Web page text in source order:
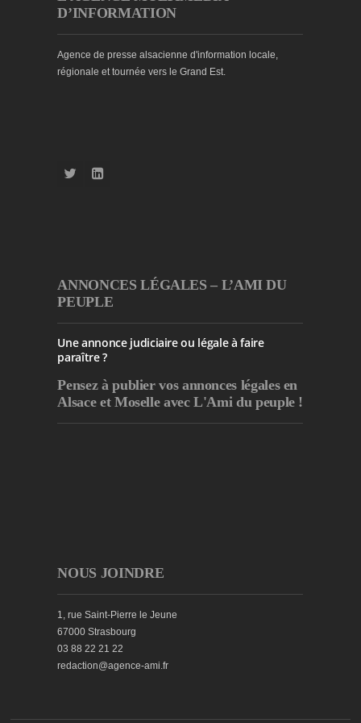
D’INFORMATION
Agence de presse alsacienne d'information locale,
régionale et tournée vers le Grand Est.
ANNONCES LÉGALES – L’AMI DU
PEUPLE
Une annonce judiciaire ou légale à faire
paraître ?
Pensez à publiervos annonces légales en
Alsace et Moselle avec L'Ami du peuple !
NOUS JOINDRE
1, rue Saint-Pierre le Jeune
67000 Strasbourg
03 88 22 21 22
redaction@agence-ami.fr